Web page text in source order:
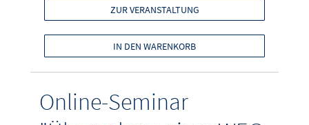
ZUR VERANSTALTUNG
IN DEN WARENKORB
Online-Seminar